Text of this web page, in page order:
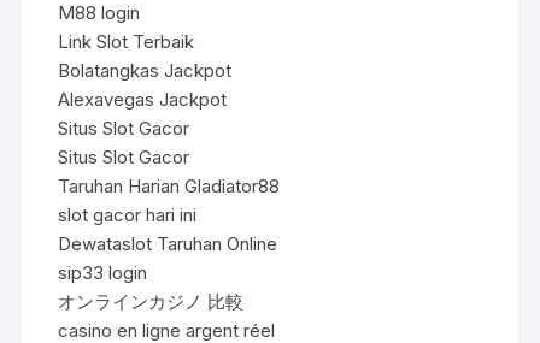
M88 login
Link Slot Terbaik
Bolatangkas Jackpot
Alexavegas Jackpot
Situs Slot Gacor
Situs Slot Gacor
Taruhan Harian Gladiator88
slot gacor hari ini
Dewataslot Taruhan Online
sip33 login
オンラインカジノ 比較
casino en ligne argent réel